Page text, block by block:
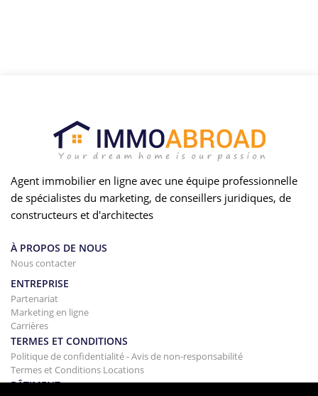
Agent immobilier en ligne avec une équipe professionnelle
de spécialistes du marketing, de conseillers juridiques, de
constructeurs et d'architectes
À PROPOS DE NOUS
Nous contacter
ENTREPRISE
Partenariat
Marketing en ligne
Carrières
TERMES ET CONDITIONS
Politique de confidentialité - Avis de non-responsabilité
Termes et Conditions Locations
BÂTIMENT